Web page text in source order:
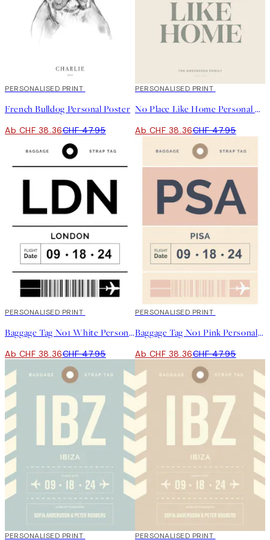
20%*
PERSONALISED PRINT
French Bulldog Personal Poster
Ab CHF 38.36CHF 47.95
20%*
PERSONALISED PRINT
No Place Like Home Personal Poster
Ab CHF 38.36CHF 47.95
20%*
PERSONALISED PRINT
Baggage Tag No1 White Personal Poster
Ab CHF 38.36CHF 47.95
20%*
PERSONALISED PRINT
Baggage Tag No1 Pink Personal Poster
Ab CHF 38.36CHF 47.95
20%*
PERSONALISED PRINT 20%*
PERSONALISED PRINT